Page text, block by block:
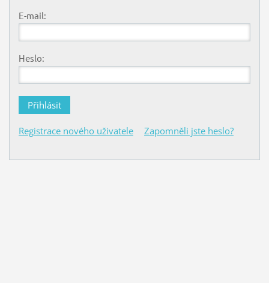
E-mail:
Heslo:
Registrace nového uživatele Zapomněli jste heslo?